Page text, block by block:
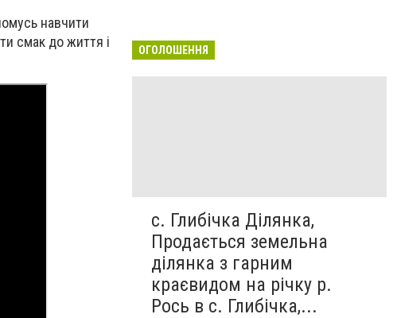
навчити
смак до життя і
ОГОЛОШЕННЯ
с. Глибічка Ділянка,
Продається земельна
ділянка з гарним
краєвидом на річку р.
Рось в с. Глибічка,...